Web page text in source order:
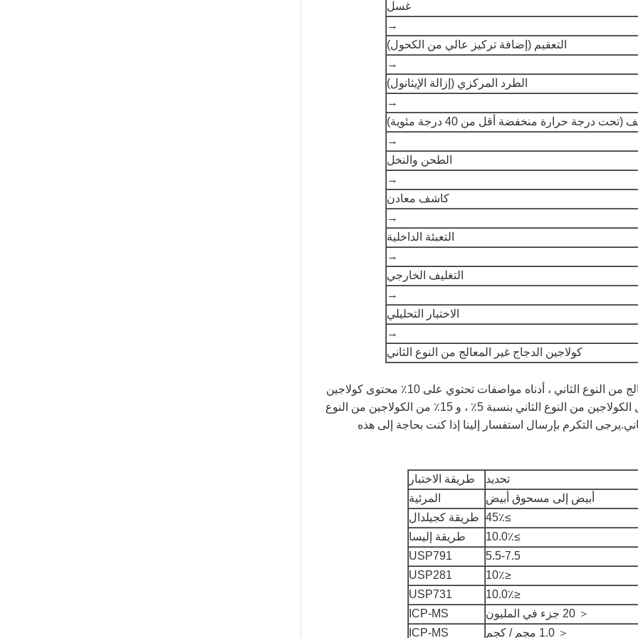
غسل
→
التعقيم (إضافة تركيز عالي من الكحول)
→
الطرد المركزي (إزالة الإيثانول)
→
درجة حرارة منخفضة أقل من 40 درجة مئوية)
→
الطحن والنخل
→
كاشف معادن
→
التعبئة الداخلية
→
التغليف الخارجي
→
الاختبار التحليلي
→
كولاجين الدجاج غير المعالج من النوع الثاني
مواصفات نوع الكولاجين الدجاج غير المعالج من النوع الثاني ، أدناه مواصفات تحتوي على 10٪ محتوى كولاجين
من النوع الثاني.لدينا مواصفات أخرى مثل الكولاجين من النوع الثاني بنسبة 5٪ ، و 15٪ من الكولاجين من النوع
الثاني.يرجى التكرم بإرسال استفسار إلينا إذا كنت بحاجة إلى هذه
تحديد
طريقة الاختبار
أبيض إلى مسحوق أبيض
المرئية
≥45٪
طريقة كجيلدال
≥10.0٪
طريقة إليسا
5.5-7.5
USP791
≤10٪
USP281
≤10.0٪
USP731
＜ 20 جزء في المليون
ICP-MS
＜ 1.0 مجم / كجم ICP-MS